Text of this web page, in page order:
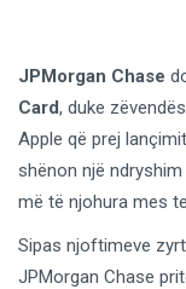
JPMorgan Chase
Card, duke
Apple që prej
shënon një
më të njohura mes
Sipas njoftimeve
JPMorgan Chase